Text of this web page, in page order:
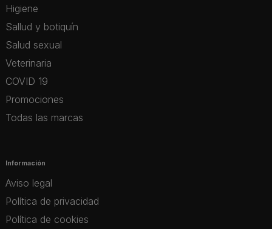
Higiene
Sallud y botiquín
Salud sexual
Veterinaria
COVID 19
Promociones
Todas las marcas
Información
Aviso legal
Política de privacidad
Política de cookies